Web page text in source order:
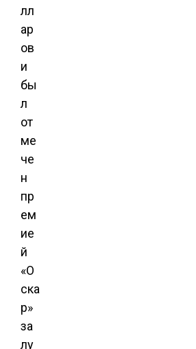
лл
ар
ов
и
бы
л
от
ме
че
н
пр
ем
ие
й
«О
ска
р»
за
лу